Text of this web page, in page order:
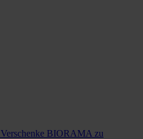
Verschenke BIORAMA zu